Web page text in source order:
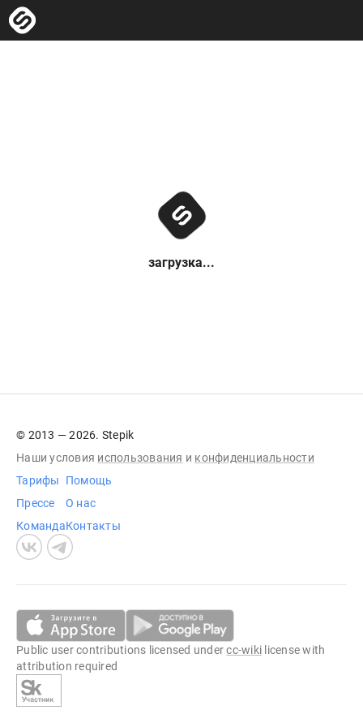
загрузка...
© 2013 — 2026. Stepik
Наши условия использования и конфиденциальности
Тарифы
Прессе
Команда
Помощь
О нас
Контакты
Public user contributions licensed undercc-wiki license with
attribution required